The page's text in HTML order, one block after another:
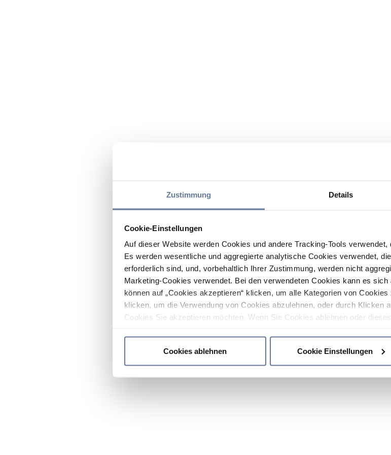
Zustimmung Details
Cookie-Einstellungen
Auf dieser Website werden Cookies und andere Tracking-Tools
Es werden wesentliche und aggregierte analytische Cookies verwendet,
erforderlich sind, und, vorbehaltlich Ihrer Zustimmung, werden nicht
Marketing-Cookies verwendet. Bei den verwendeten Cookies kann es
können auf „Cookies akzeptieren“ klicken, um alle Kategorien von
klicken, um die Verwendung von Cookies abzulehnen, oder durch Klicken
Cookies Sie akzeptieren möchten. Wenn Sie Cookies ablehnen oder
Cookies ablehnen
Cookie Einstellungen